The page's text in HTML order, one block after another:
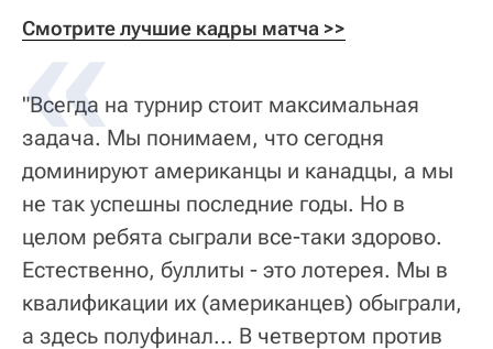
Смотрите лучшие кадры матча >>
"Всегда на турнир стоит максимальная
задача. Мы понимаем, что сегодня
доминируют американцы и канадцы, а мы
не так успешны последние годы. Но в
целом ребята сыграли все-таки здорово.
Естественно, буллиты - это лотерея. Мы в
квалификации их (американцев) обыграли,
а здесь полуфинал... В четвертом против